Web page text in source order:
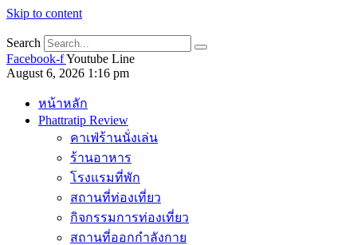
Skip to content
Search
Facebook-fYoutube Line
August 6, 2026 1:16 pm
หน้าหลัก
Phattratip Review
คาเฟ่ร้านนั่งเล่น
ร้านอาหาร
โรงแรมที่พัก
สถานที่ท่องเที่ยว
กิจกรรมการท่องเที่ยว
สถานที่ออกกำลังกาย